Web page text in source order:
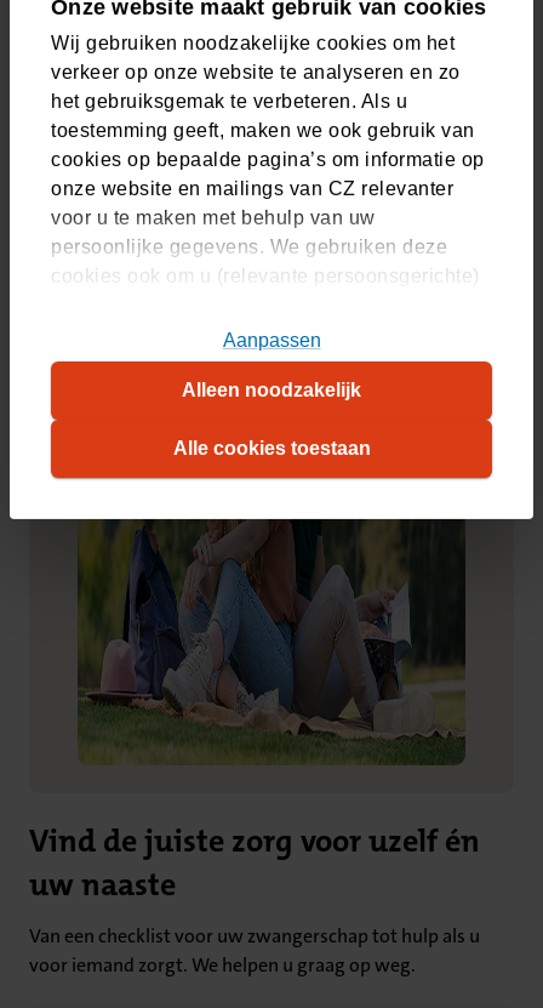
Onze website maakt gebruik van cookies
Wij gebruiken noodzakelijke cookies om het
verkeer op onze website te analyseren en zo
het gebruiksgemak te verbeteren. Als u
toestemming geeft, maken we ook gebruik van
cookies op bepaalde pagina’s om informatie op
onze website en mailings van CZ relevanter
voor u te maken met behulp van uw
persoonlijke gegevens. We gebruiken deze
cookies ook om u (relevante persoonsgerichte)
U kunt akkoord gaan met het plaatsen van alle
cookies, alleen noodzakelijke cookies, of uw
cookie-instellingen zelf aanpassen. Meer
informatie over hoe wij cookies gebruiken, vindt
cookiestatement. Wilt u weten welke
cookies we plaatsen, kijk dan in onsoverzicht.
Alle cookies toestaan
Aanpassen
Alleen noodzakelijk
Appen met een verpleegkundige, korting op brillen of een
gratis SkinVision huidcheck. Bij CZ krijgt u extra's om goed
voor uzelf en anderen te zorgen. Want zorgen zit in onze
natuur.
Ontdek alle extra's
Vind de juiste zorg voor uzelf én
uw naaste
Van een checklist voor uw zwangerschap tot hulp als u
voor iemand zorgt. We helpen u graag op weg.